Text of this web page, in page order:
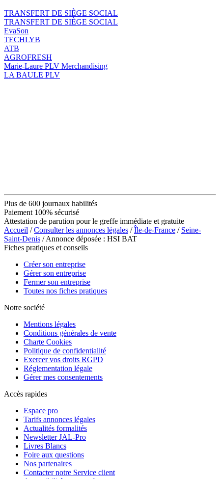
TRANSFERT DE SIÈGE SOCIAL
TRANSFERT DE SIÈGE SOCIAL
EvaSon
TECHLYB
ATB
AGROFRESH
Marie-Laure PLV Merchandising
LA BAULE PLV
Plus de 600 journaux habilités
Paiement 100% sécurisé
Attestation de parution pour le greffe immédiate et gratuite
Accueil /Consulter les annonces légales /Île-de-France / Seine-
Saint-Denis / Annonce déposée : HSI BAT
Fiches pratiques et conseils
Créer son entreprise
Gérer son entreprise
Fermer son entreprise
Toutes nos fiches pratiques
Notre société
Mentions légales
Conditions générales de vente
Charte Cookies
Politique de confidentialité
Exercer vos droits RGPD
Réglementation légale
Gérer mes consentements
Accès rapides
Espace pro
Tarifs annonces légales
Actualités formalités
Newsletter JAL-Pro
Livres Blancs
Foire aux questions
Nos partenaires
Contacter notre Service client